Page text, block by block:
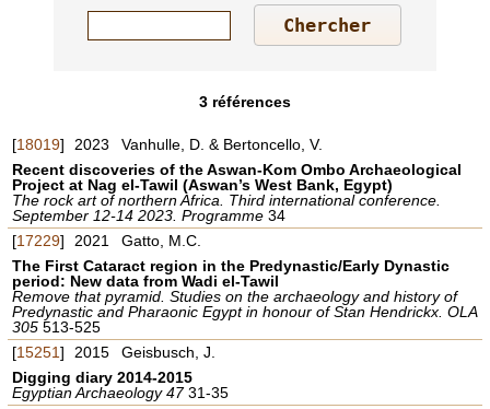
3 références
[18019] 2023
Vanhulle, D. & Bertoncello, V.
Recent discoveries of the Aswan-Kom Ombo Archaeological
Project at Nag el-Tawil (Aswan’s West Bank, Egypt)
The rock art of northern Africa. Third international conference.
September 12-14 2023. Programme34
[17229] 2021
Gatto, M.C.
The First Cataract region in the Predynastic/Early Dynastic
period: New data from Wadi el-Tawil
Remove that pyramid. Studies on the archaeology and history of
Predynastic and Pharaonic Egypt in honour of Stan Hendrickx. OLA
305513-525
[15251] 2015
Geisbusch, J.
Digging diary 2014-2015
Egyptian Archaeology 4731-35